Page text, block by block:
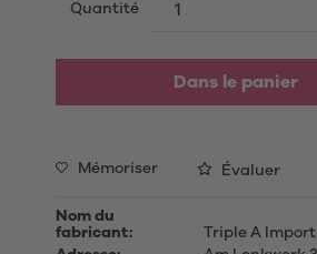
Quantité
Dans le panier
Mémoriser Évaluer
Nom du
fabricant:
Triple A Import